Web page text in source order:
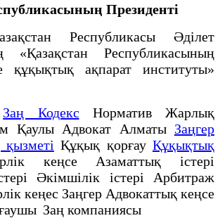
Президенті
Республикасы Әділет
«Қазақстан Республикасының
құқықтық ақпарат институты»
Заң Кодекс Норматив Жарлық
Қаулы Адвокат Алматы Заңгер
Құқық қорғауҚұқықтық
кеңсе Азаматтық істері
Әкімшілік істері Арбитраж
кеңес Заңгер Адвокаттық кеңсе
Заң компаниясы